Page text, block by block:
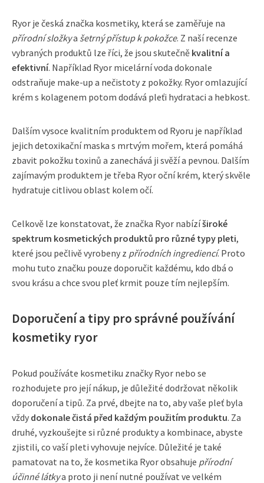
Ryor je česká značka kosmetiky, která se zaměřuje na
přírodní složkya šetrný přístup k pokožce. Z naší recenze
vybraných produktů lze říci, že jsou skutečně kvalitní a
efektivní. Například Ryor micelární voda dokonale
odstraňuje make-up a nečistoty z pokožky. Ryor omlazující
krém s kolagenem potom dodává pleťi hydrataci a hebkost.
Dalším vysoce kvalitním produktem od Ryoru je například
jejich detoxikační maska s mrtvým mořem, která pomáhá
zbavit pokožku toxinů a zanechává ji svěží a pevnou. Dalším
zajímavým produktem je třeba Ryor oční krém, který skvěle
hydratuje citlivou oblast kolem očí.
Celkově lze konstatovat, že značka Ryor nabízíširoké
spektrum kosmetických produktů pro různé typy pleti,
které jsou pečlivě vyrobeny z přírodních ingrediencí. Proto
mohu tuto značku pouze doporučit každému, kdo dbá o
svou krásu a chce svou pleť krmit pouze tím nejlepším.
Doporučení a tipy pro správné používání
kosmetiky ryor
Pokud používáte kosmetiku značky Ryor nebo se
rozhodujete pro její nákup, je důležité dodržovat několik
doporučení a tipů. Za prvé, dbejte na to, aby vaše pleť byla
vždy dokonale čistá před každým použitím produktu. Za
druhé, vyzkoušejte si různé produkty a kombinace, abyste
zjistili, co vaší pleti vyhovuje nejvíce. Důležité je také
pamatovat na to, že kosmetika Ryor obsahuje přírodní
účinné látkya proto ji není nutné používat ve velkém